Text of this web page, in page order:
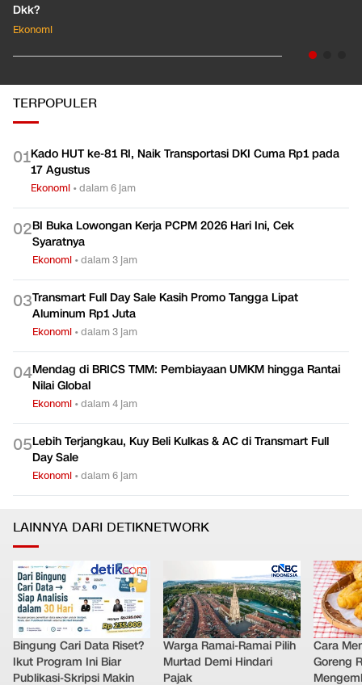
Dkk?
Ekonomi
TERPOPULER
01Kado HUT ke-81 RI, Naik Transportasi DKI Cuma Rp1 pada
17 Agustus
Ekonomi •dalam 6 jam
02BI Buka Lowongan Kerja PCPM 2026 Hari Ini, Cek
Syaratnya
Ekonomi •dalam 3 jam
03Transmart Full Day Sale Kasih Promo Tangga Lipat
Aluminum Rp1 Juta
Ekonomi •dalam 3 jam
04Mendag di BRICS TMM: Pembiayaan UMKM hingga Rantai
Nilai Global
Ekonomi •dalam 4 jam
05Lebih Terjangkau, Kuy Beli Kulkas & AC di Transmart Full
Day Sale
Ekonomi •dalam 6 jam
LAINNYA DARI DETIKNETWORK
Bingung Cari Data Riset?
Ikut Program Ini Biar
Publikasi-Skripsi Makin
Warga Ramai-Ramai Pilih
Murtad Demi Hindari
Pajak
Cara
Goreng